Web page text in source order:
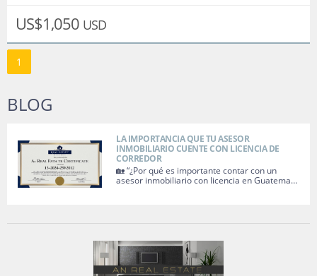
US$1,050 USD
1
BLOG
LA IMPORTANCIA QUE TU ASESOR
INMOBILIARIO CUENTE CON LICENCIA DE
CORREDOR
🏡 “¿Por qué es importante contar con un
asesor inmobiliario con licencia en Guatema…